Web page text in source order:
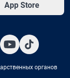
App Store
органов